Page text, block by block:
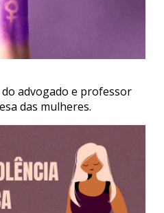
advogado e professor
das mulheres.